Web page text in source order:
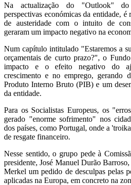
Na actualização do "Outlook"
perspectivas económicas da entidade, é
de austeridade com o intuito de
geraram um impacto negativo na
Num capítulo intitulado "Estaremos a
orçamentais de curto prazo?", o
impacto e o efeito negativo do
crescimento e no emprego, gerando
Produto Interno Bruto (PIB) e um
da entidade.
Para os Socialistas Europeus, os
gerado "enorme sofrimento" nos
dos países, como Portugal, onde a
de resgate financeiro.
Nesse sentido, o grupo pede à
presidente, José Manuel Durão
Merkel um pedido de desculpas pelas
aplicadas na Europa, em concreto na